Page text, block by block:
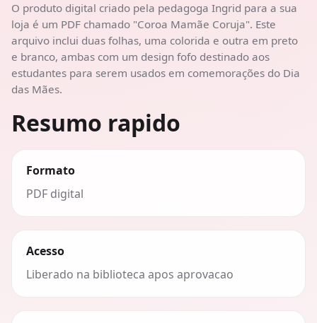
O produto digital criado pela pedagoga Ingrid para a sua
loja é um PDF chamado "Coroa Mamãe Coruja". Este
arquivo inclui duas folhas, uma colorida e outra em preto
e branco, ambas com um design fofo destinado aos
estudantes para serem usados em comemorações do Dia
das Mães.
Resumo rapido
Formato
PDF digital
Acesso
Liberado na biblioteca apos aprovacao